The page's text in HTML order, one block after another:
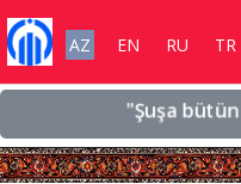
AZ EN RU TR
"Şuşa bütün